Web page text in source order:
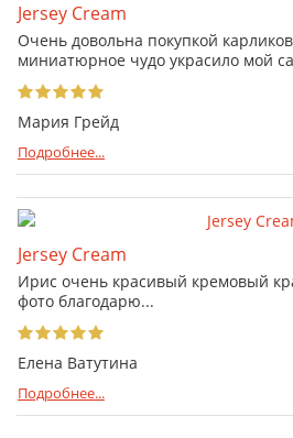
Jersey Cream
Очень довольна покупкой
миниатюрное чудо украсило мой
Мария Грейд
Подробнее...
Jersey Cream
Ирис очень красивый кремовый
фото благодарю...
Елена Ватутина
Подробнее...